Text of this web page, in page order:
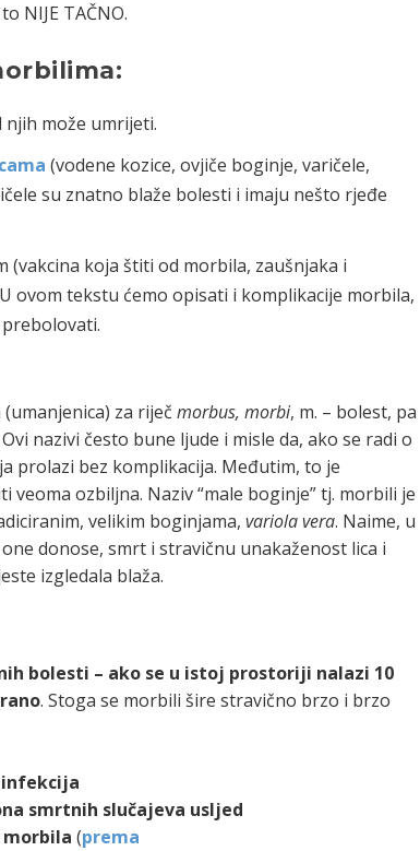
NIJE TAČNO.
može umrijeti.
(vodene kozice, ovjiče boginje, varičele,
su znatno blaže bolesti i imaju nešto rjeđe
(vakcina koja štiti od morbila, zaušnjaka i
ovom tekstu ćemo opisati i komplikacije morbila,
za riječmorbus, morbi, m. – bolest, pa
nazivi često bune ljude i misle da, ako se radi o
prolazi bez komplikacija. Međutim, to je
ozbiljna. Naziv “male boginje” tj. morbili je
velikim boginjama, variola vera. Naime, u
donose, smrt i stravičnu unakaženost lica i
izgledala blaža.
bolesti – ako se u istoj prostoriji nalazi 10
. Stoga se morbili šire stravično brzo i brzo
smrtnih slučajeva usljed
morbila(prema